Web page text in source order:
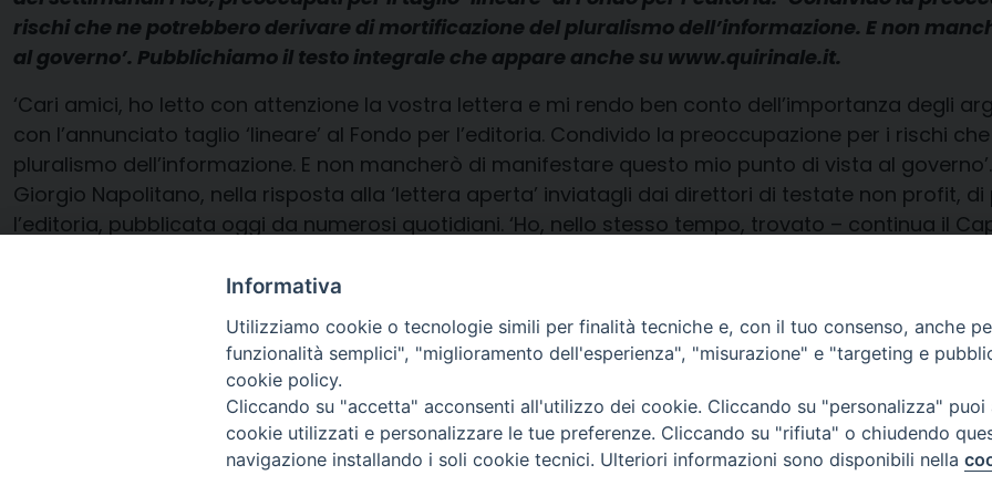
rischi che ne potrebbero derivare di mortificazione del pluralismo dell’informazione. E non
al governo’. Pubblichiamo il testo integrale che appare anche su www.quirinale.it.
‘Cari amici, ho letto con attenzione la vostra lettera e mi rendo ben conto dell’importanza degli
con l’annunciato taglio ‘lineare’ al Fondo per l’editoria. Condivido la preoccupazione per i rischi
pluralismo dell’informazione. E non mancherò di manifestare questo mio punto di vista al
Giorgio Napolitano, nella risposta alla ‘lettera aperta’ inviatagli dai direttori di testate non profit,
l’editoria, pubblicata oggi da numerosi quotidiani. ‘Ho, nello stesso tempo, trovato – continua il
un lato risparmi e dall’altro una più rigorosa selezione nell’accesso alle risorse’. Credo che
intendimenti, tanto più ne guadagnerà in efficacia la sollecitazione, che faccio mia, per una
Arcidiocesi di Ravenna-Cervia CONTATTI
Informativa
Utilizziamo cookie o tecnologie simili per finalità tecniche e, con il tuo consenso, anche
funzionalità semplici", "miglioramento dell'esperienza", "misurazione" e "targeting e
cookie policy.
Cliccando su "accetta" acconsenti all'utilizzo dei cookie. Cliccando su "personalizza"
cookie utilizzati e personalizzare le tue preferenze. Cliccando su "rifiuta" o chiudendo
navigazione installando i soli cookie tecnici. Ulteriori informazioni sono disponibili nella